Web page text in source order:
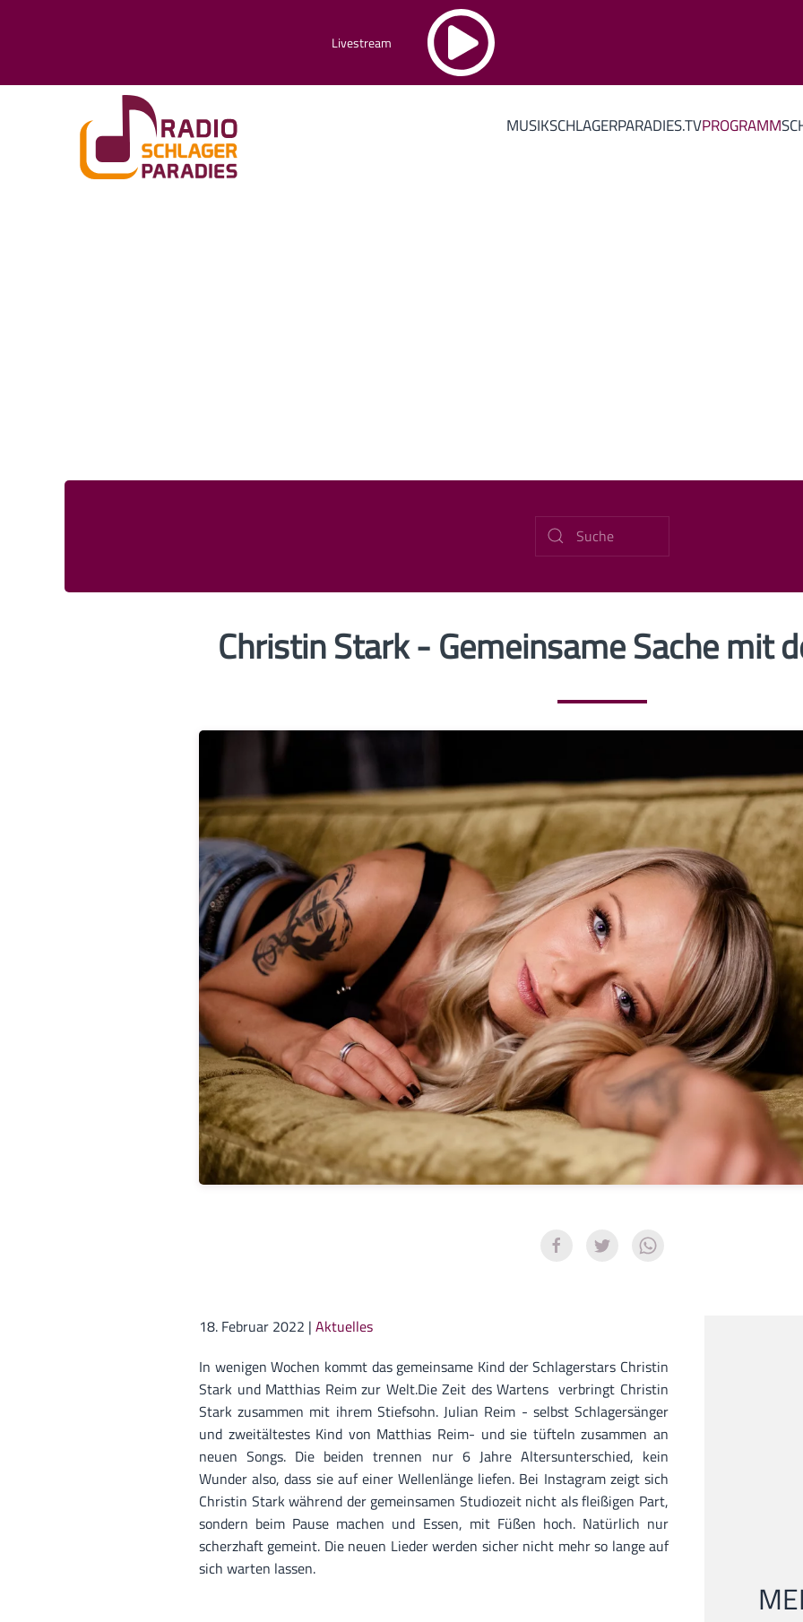
Livestream
MUSIKSCHLAGERPARADIES.TVPROGRAMM
Christin Stark - Gemeinsame Sache mit
18. Februar 2022 | Aktuelles
In wenigen Wochen kommt das gemeinsame Kind der Schlagerstars Christin
Stark und Matthias Reim zur Welt.Die Zeit des Wartens verbringt Christin
Stark zusammen mit ihrem Stiefsohn. Julian Reim - selbst Schlagersänger
und zweitältestes Kind von Matthias Reim- und sie tüfteln zusammen an
neuen Songs. Die beiden trennen nur 6 Jahre Altersunterschied, kein
Wunder also, dass sie auf einer Wellenlänge liefen. Bei Instagram zeigt sich
Christin Stark während der gemeinsamen Studiozeit nicht als fleißigen Part,
sondern beim Pause machen und Essen, mit Füßen hoch. Natürlich nur
scherzhaft gemeint. Die neuen Lieder werden sicher nicht mehr so lange auf
sich warten lassen.